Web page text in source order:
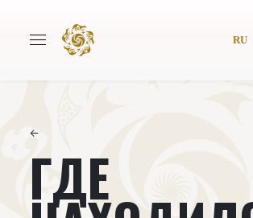
RU
Авторы
←
ГДЕ